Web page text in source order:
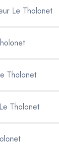
Le Tholonet
Tholonet
Tholonet